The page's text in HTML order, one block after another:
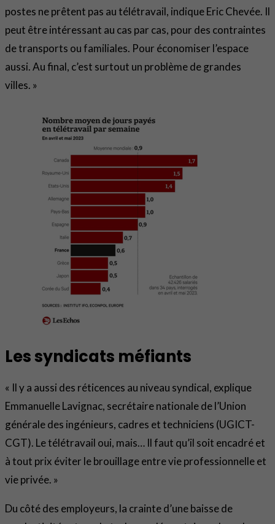
postes ne prêtent pas au télétravail, indique Eric Chevée. Il
peut être intéressant au cas par cas, pour des contraintes
de transports ou familiales. Pour économiser l’espace
aussi. Au final, c’est surtout un problème de grandes
villes. »
Les syndicats méfiants
« Il y a aussi des réticences au niveau syndical, explique
Emmanuelle Lavignac, secrétaire nationale de l’Union
générale des ingénieurs, cadres et techniciens (UGICT-
CGT). Le télétravail oui, mais… Il faut qu’il soit encadré et
à tout prix éviter le brouillage entre vie professionnelle et
vie privée. »
Du côté des employeurs, la crainte d’une baisse de